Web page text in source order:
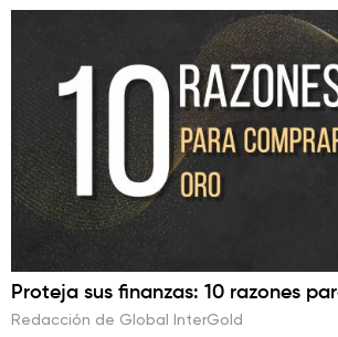
Proteja sus finanzas: 10 razones
Redacción de Global InterGold